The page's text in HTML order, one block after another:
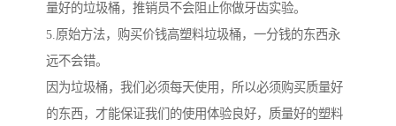
量好的垃圾桶，推销员不会阻止你做牙齿实验。
5.原始方法，购买价钱高塑料垃圾桶，一分钱的东西永
远不会错。
因为垃圾桶，我们必须每天使用，所以必须购买质量好
的东西，才能保证我们的使用体验良好，质量好的塑料